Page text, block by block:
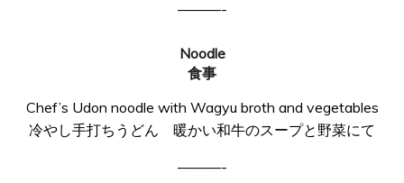
———-
Noodle
食事
Chef’s Udon noodle with Wagyu broth and vegetables
冷やし手打ちうどん 暖かい和牛のスープと野菜にて
———-